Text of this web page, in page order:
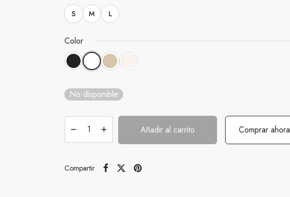
S M L
Color
No disponible
Añadir al carrito Comprar ahora
Compartir